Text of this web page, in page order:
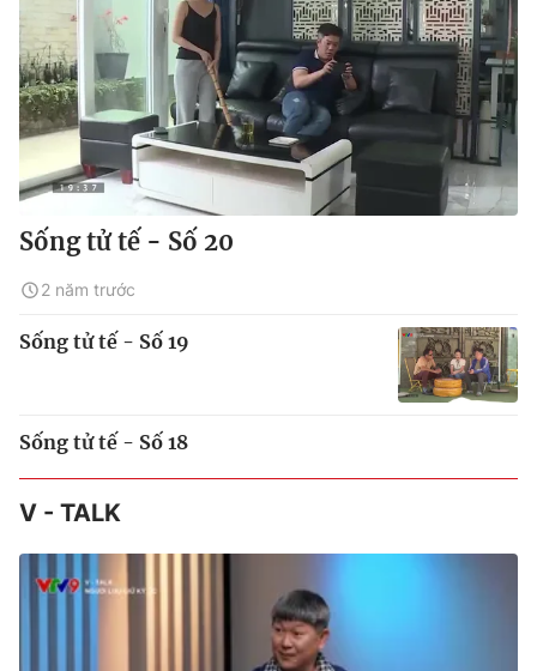
Sống tử tế - Số 20
2 năm trước
Sống tử tế - Số 19
Sống tử tế - Số 18
V - TALK